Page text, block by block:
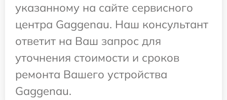
указанному на сайте сервисного
центра Gaggenau. Наш консультант
ответит на Ваш запрос для
уточнения стоимости и сроков
ремонта Вашего устройства
Gaggenau.